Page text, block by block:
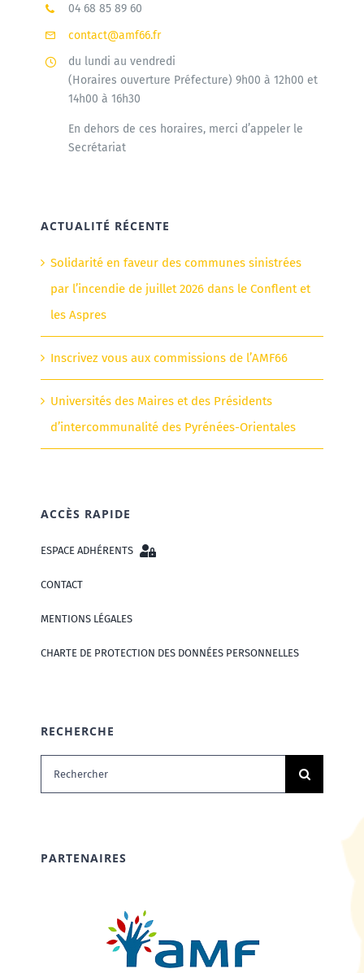
04 68 85 89 60
contact@amf66.fr
du lundi au vendredi
(Horaires ouverture Préfecture) 9h00 à 12h00 et
14h00 à 16h30
En dehors de ces horaires, merci d’appeler le
Secrétariat
ACTUALITÉ RÉCENTE
Solidarité en faveur des communes sinistrées
par l’incendie de juillet 2026 dans le Conflent et
les Aspres
Inscrivez vous aux commissions de l’AMF66
Universités des Maires et des Présidents
d’intercommunalité des Pyrénées-Orientales
ACCÈS RAPIDE
ESPACE ADHÉRENTS
CONTACT
MENTIONS LÉGALES
CHARTE DE PROTECTION DES DONNÉES PERSONNELLES
RECHERCHE
Rechercher:
PARTENAIRES